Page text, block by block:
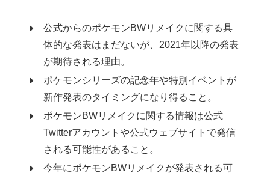
公式からのポケモンBWリメイクに関する具
体的な発表はまだないが、2021年以降の発表
が期待される理由。
ポケモンシリーズの記念年や特別イベントが
新作発表のタイミングになり得ること。
ポケモンBWリメイクに関する情報は公式
Twitterアカウントや公式ウェブサイトで発信
される可能性があること。
今年にポケモンBWリメイクが発表される可